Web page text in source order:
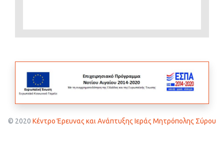
© 2020 Κέντρο Έρευνας και Ανάπτυξης Ιεράς Μητρόπολης Σύρου